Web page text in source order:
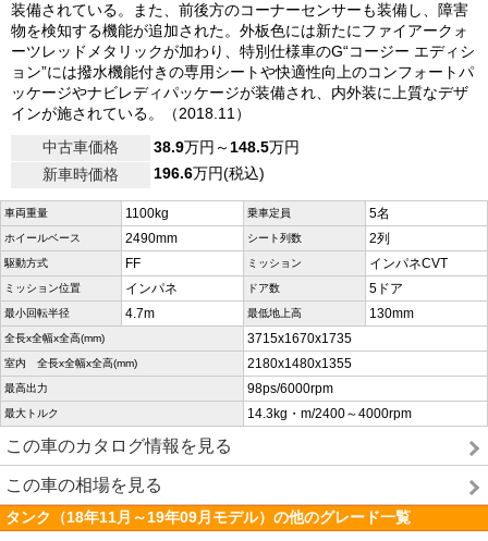
装備されている。また、前後方のコーナーセンサーも装備し、障害
物を検知する機能が追加された。外板色には新たにファイアークォ
ーツレッドメタリックが加わり、特別仕様車のG“コージー エディシ
ョン”には撥水機能付きの専用シートや快適性向上のコンフォートパ
ッケージやナビレディパッケージが装備され、内外装に上質なデザ
インが施されている。（2018.11）
中古車価格
38.9万円～148.5万円
新車時価格
196.6万円(税込)
車両重量 1100kg 乗車定員 5名
ホイールベース 2490mm シート列数 2列
駆動方式 FF ミッション インパネCVT
ミッション位置 インパネ ドア数 5ドア
最小回転半径 4.7m 最低地上高 130mm
全長x全幅x全高(mm) 3715x1670x1735
室内 全長x全幅x全高(mm) 2180x1480x1355
最高出力 98ps/6000rpm
最大トルク 14.3kg・m/2400～4000rpm
この車のカタログ情報を見る
この車の相場を見る
タンク（18年11月～19年09月モデル）の他のグレード一覧